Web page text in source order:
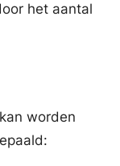
het aantal
worden